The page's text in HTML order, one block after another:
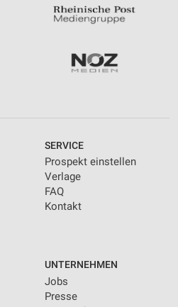
SERVICE
Prospekt einstellen
Verlage
FAQ
Kontakt
UNTERNEHMEN
Jobs
Presse